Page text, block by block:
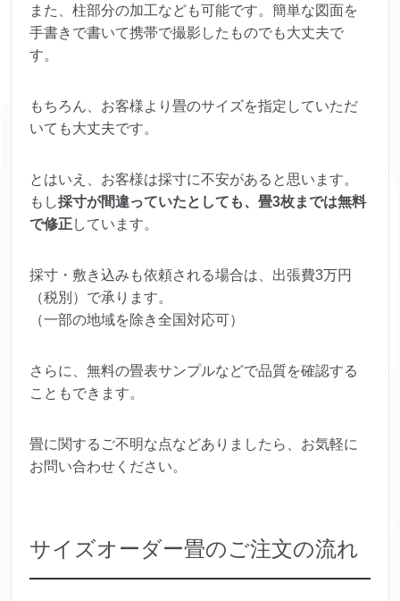
また、柱部分の加工なども可能です。簡単な図面を
手書きで書いて携帯で撮影したものでも大丈夫で
す。
もちろん、お客様より畳のサイズを指定していただ
いても大丈夫です。
とはいえ、お客様は採寸に不安があると思います。
もし採寸が間違っていたとしても、畳3枚までは無料
で修正しています。
採寸・敷き込みも依頼される場合は、出張費3万円
（税別）で承ります。
（一部の地域を除き全国対応可）
さらに、無料の畳表サンプルなどで品質を確認する
こともできます。
畳に関するご不明な点などありましたら、お気軽に
お問い合わせください。
サイズオーダー畳のご注文の流れ